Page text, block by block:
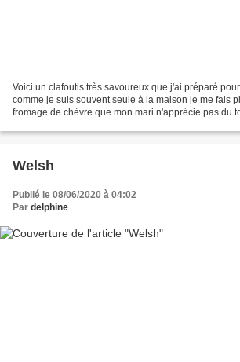
Voici un clafoutis très savoureux que j'ai préparé
comme je suis souvent seule à la maison je me fais
fromage de chèvre que mon mari n'apprécie pas du
Welsh
Publié le 08/06/2020 à 04:02
Par delphine